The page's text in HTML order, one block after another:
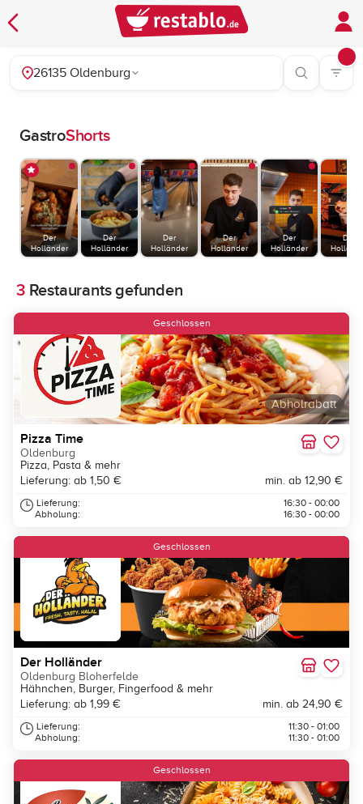
26135 Oldenburg
GastroShorts
Der
Holländer
Der
Holländer
Der
Holländer
Der
Holländer
Der
Holländer
Der
3Restaurants gefunden
Abholrabatt
Geschlossen
Pizza Time
Oldenburg
Pizza, Pasta & mehr
Lieferung: ab 1,50 €
min. ab 12,90 €
Lieferung:
Abholung:
16:30 - 00:00
16:30 - 00:00
Geschlossen
Der Holländer
Oldenburg Bloherfelde
Hähnchen, Burger, Fingerfood & mehr
Lieferung: ab 1,99 €
min. ab 24,90 €
Lieferung:
Abholung:
11:30 - 01:00
11:30 - 01:00
Geschlossen